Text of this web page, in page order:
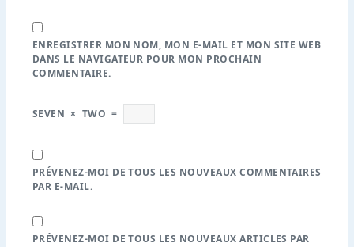
ENREGISTRER MON NOM, MON E-MAIL ET MON SITE WEB
DANS LE NAVIGATEUR POUR MON PROCHAIN
COMMENTAIRE.
SEVEN × TWO =
PRÉVENEZ-MOI DE TOUS LES NOUVEAUX COMMENTAIRES
PAR E-MAIL.
PRÉVENEZ-MOI DE TOUS LES NOUVEAUX ARTICLES PAR